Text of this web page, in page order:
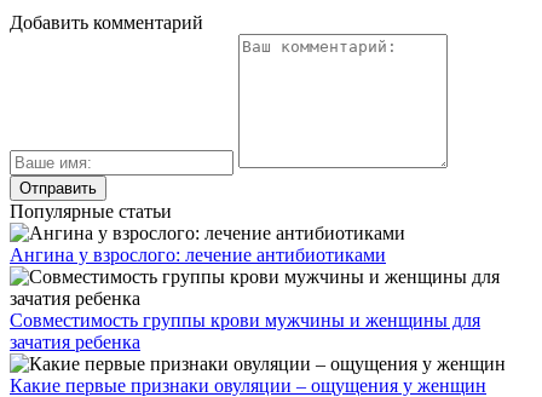
Добавить комментарий
Популярные статьи
Ангина у взрослого: лечение антибиотиками
Совместимость группы крови мужчины и женщины для
зачатия ребенка
Какие первые признаки овуляции – ощущения у женщин